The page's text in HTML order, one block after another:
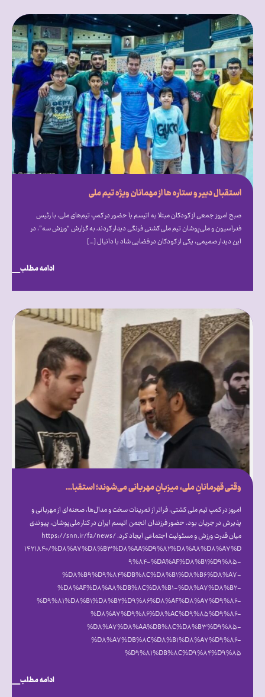
استقبال دبیر و ستاره ها از مهمانان ویژه تیم ملی
صبح امروز جمعی از کودکان مبتلا به اتیسم با حضور در کمپ تیم‌های ملی، با رئیس
فدراسیون و ملی‌پوشان تیم ملی کشتی فرنگی دیدار کردند.به گزارش “ورزش سه”، در
این دیدار صمیمی، یکی از کودکان در فضایی شاد با دانیال […]
ادامه مطلب
وقتی قهرمانانِ ملی، میزبانِ مهربانی می‌شوند؛ استقبال گرم علیرضا دبیر از فرزندان انجمن اتیسم ایران [همراه با فیلم]
امروز در کمپ تیم ملی کشتی، فراتر از تمرینات سخت و مدال‌ها، صحنه‌ای از مهربانی و
پذیرش در جریان بود. حضور فرزندان انجمن اتیسم ایران در کنار ملی‌پوشان، پیوندی
میان قدرت ورزش و مسئولیت اجتماعی ایجاد کرد. https://snn.ir/fa/news/
۱۴۲۱۸۴۰/%D۸%A۷%D۸%B۳%D۸%AA%D۹%۸۲%D۸%A۸%D۸%A۷%D
۹%۸۴-%DA%AF%D۸%B۱%D۹%۸۵-
%D۸%B۹%D۹%۸۴%DB%۸C%D۸%B۱%D۸%B۶%D۸%A۷-
%D۸%AF%D۸%A۸%DB%۸C%D۸%B۱-%D۸%A۷%D۸%B۲-
%D۹%۸۱%D۸%B۱%D۸%B۲%D۹%۸۶%D۸%AF%D۸%A۷%D۹%۸۶-
%D۸%A۷%D۹%۸۶%D۸%AC%D۹%۸۵%D۹%۸۶-
%D۸%A۷%D۸%AA%DB%۸C%D۸%B۳%D۹%۸۵-
%D۸%A۷%DB%۸C%D۸%B۱%D۸%A۷%D۹%۸۶-
%D۹%۸۱%DB%۸C%D۹%۸۴%D۹%۸۵
ادامه مطلب